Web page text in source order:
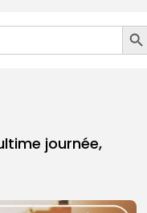
journée,